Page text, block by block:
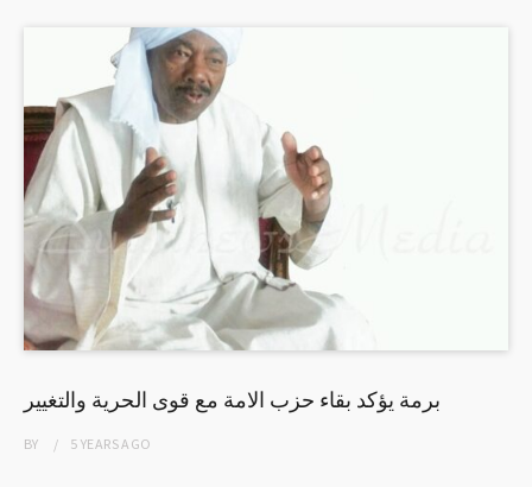
برمة يؤكد بقاء حزب الامة مع قوى الحرية والتغيير
BY 5 YEARSAGO